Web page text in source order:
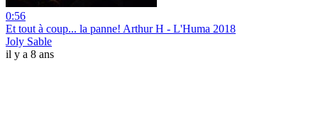
0:56
Et tout à coup... la panne! Arthur H - L'Huma 2018
Joly Sable
il y a 8 ans